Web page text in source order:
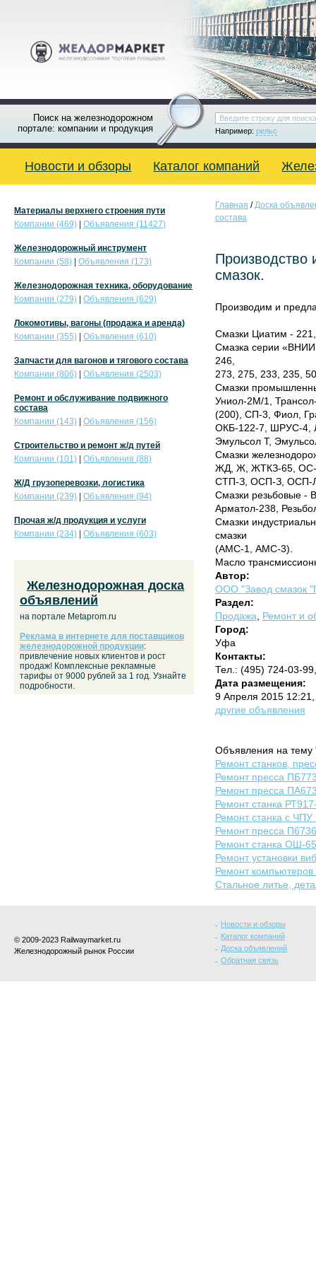
Поиск на железнодорожном
портале: компании и продукция
Например: рельс
Новости и обзоры Каталог компаний
Главная /Доска
состава
Производство
смазок.
Производим и
Смазки Циатим -
Смазка серии
246,
273, 275, 233, 235,
Смазки
Униол-2М/1,
(200), СП-3, Фиол,
ОКБ-122-7, ШРУС-4,
Эмульсол Т,
Смазки
ЖД, Ж, ЖТКЗ-65,
СТП-З, ОСП-З, ОСП-
Смазки резьбовые
Арматол-238,
Смазки
смазки
(АМС-1, АМС-3).
Масло
Автор:
ООО "Завод смазок
Раздел:
Продажа
Ремонт и
Город:
Уфа
Контакты:
Тел.: (495) 724-03-
Дата размещения:
9 Апреля 2015
другие объявления
Объявления на тему
Ремонт станков,
Ремонт пресса
Ремонт пресса
Ремонт станка
Ремонт станка с
Ремонт пресса П6736
Ремонт станка ОШ-
Ремонт установки
Ремонт компьютеров
Стальное литье,
Материалы верхнего строения пути
Компании (469)
Объявления (11427)
Железнодорожный инструмент
Компании (58)
Объявления (173)
Железнодорожная техника, оборудование
Компании (279)
Объявления (629)
Локомотивы, вагоны (продажа и аренда)
Компании (355)
Объявления (610)
Запчасти для вагонов и тягового состава
Компании (806)
Объявления (2503)
Ремонт и обслуживание подвижного
состава
Компании (143)
Объявления (156)
Строительство и ремонт ж/д путей
Компании (101)
Объявления (88)
Ж/Д грузоперевозки, логистика
Компании (239)
Объявления (94)
Прочая ж/д продукция и услуги
Компании (234)
Объявления (603)
Железнодорожная доска
объявлений
на портале Metaprom.ru
Реклама в интернете для поставщиков
железнодорожной продукции:
привлечение новых клиентов и рост
продаж! Комплексные рекламные
тарифы от 9000 рублей за 1 год. Узнайте
подробности.
© 2009-2023 Railwaymarket.ru
Железнодорожный рынок России
Новости и обзоры
Каталог компаний
Доска объявлений
Обратная связь